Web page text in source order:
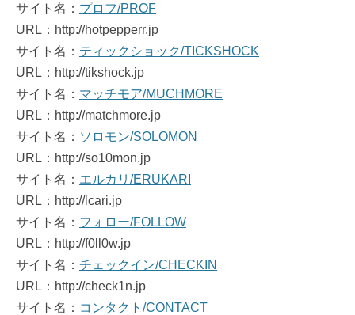
サイト名： プロフ/PROF
URL：http://hotpepperr.jp
サイト名： ティックショック/TICKSHOCK
URL：http://tikshock.jp
サイト名： マッチモア/MUCHMORE
URL：http://matchmore.jp
サイト名： ソロモン/SOLOMON
URL：http://so10mon.jp
サイト名： エルカリ/ERUKARI
URL：http://lcari.jp
サイト名： フォロー/FOLLOW
URL：http://f0ll0w.jp
サイト名： チェックイン/CHECKIN
URL：http://check1n.jp
サイト名： コンタクト/CONTACT